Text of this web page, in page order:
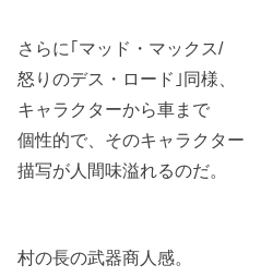
さらに｢マッド・マックス/
怒りのデス・ロード｣同様、
キャラクターから車まで
個性的で、そのキャラクター
描写が人間味溢れるのだ。
村の長の武器商人感。